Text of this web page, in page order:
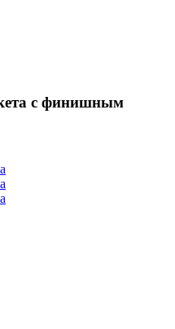
с финишным